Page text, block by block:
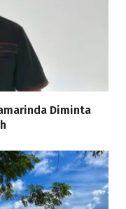
Diminta